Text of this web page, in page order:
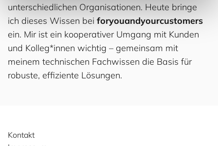
unterschiedlichen Organisationen. Heute bringe
ich dieses Wissen bei foryouandyourcustomers
ein. Mir ist ein kooperativer Umgang mit Kunden
und Kolleg*innen wichtig – gemeinsam mit
meinem technischen Fachwissen die Basis für
robuste, effiziente Lösungen.
Kontakt